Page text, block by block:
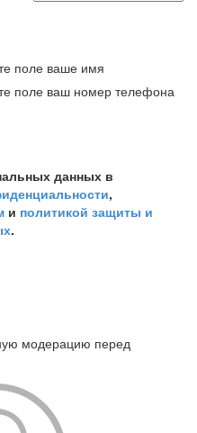
поле ваше имя
поле ваш номер телефона
данных в
,
и политикой защиты и
.
модерацию перед